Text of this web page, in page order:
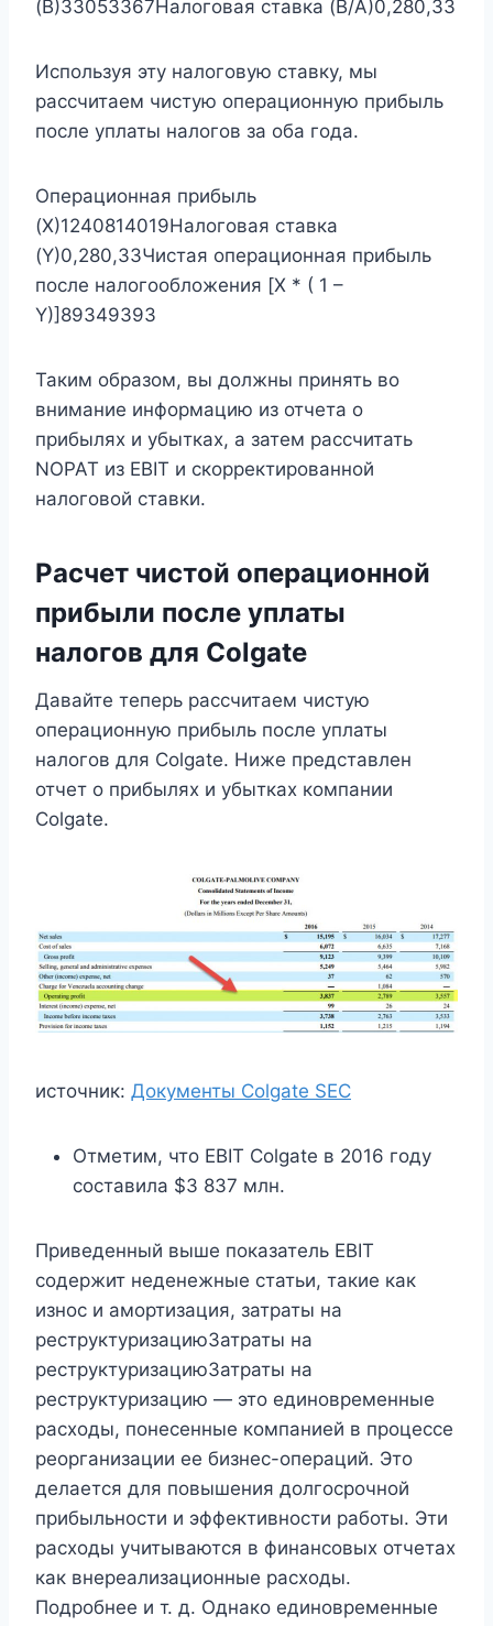
(B)33053367Налоговая ставка (B/A)0,280,33
Используя эту налоговую ставку, мы
рассчитаем чистую операционную прибыль
после уплаты налогов за оба года.
Операционная прибыль
(X)1240814019Налоговая ставка
(Y)0,280,33Чистая операционная прибыль
после налогообложения [X * ( 1 –
Y)]89349393
Таким образом, вы должны принять во
внимание информацию из отчета о
прибылях и убытках, а затем рассчитать
NOPAT из EBIT и скорректированной
налоговой ставки.
Расчет чистой операционной
прибыли после уплаты
налогов для Colgate
Давайте теперь рассчитаем чистую
операционную прибыль после уплаты
налогов для Colgate. Ниже представлен
отчет о прибылях и убытках компании
Colgate.
источник: Документы Colgate SEC
Отметим, что EBIT Colgate в 2016 году
составила $3 837 млн.
Приведенный выше показатель EBIT
содержит неденежные статьи, такие как
износ и амортизация, затраты на
реструктуризациюЗатраты на
реструктуризациюЗатраты на
реструктуризацию — это единовременные
расходы, понесенные компанией в процессе
реорганизации ее бизнес-операций. Это
делается для повышения долгосрочной
прибыльности и эффективности работы. Эти
расходы учитываются в финансовых отчетах
как внереализационные расходы.
Подробнее и т. д. Однако единовременные